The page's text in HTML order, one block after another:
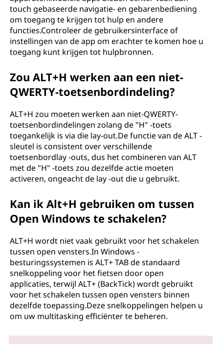
touch gebaseerde navigatie- en gebarenbediening
om toegang te krijgen tot hulp en andere
functies.Controleer de gebruikersinterface of
instellingen van de app om erachter te komen hoe u
toegang kunt krijgen tot hulpbronnen.
Zou ALT+H werken aan een niet-
QWERTY-toetsenbordindeling?
ALT+H zou moeten werken aan niet-QWERTY-
toetsenbordindelingen zolang de "H" -toets
toegankelijk is via die lay-out.De functie van de ALT -
sleutel is consistent over verschillende
toetsenbordlay -outs, dus het combineren van ALT
met de "H" -toets zou dezelfde actie moeten
activeren, ongeacht de lay -out die u gebruikt.
Kan ik Alt+H gebruiken om tussen
Open Windows te schakelen?
ALT+H wordt niet vaak gebruikt voor het schakelen
tussen open vensters.In Windows -
besturingssystemen is ALT+ TAB de standaard
snelkoppeling voor het fietsen door open
applicaties, terwijl ALT+ (BackTick) wordt gebruikt
voor het schakelen tussen open vensters binnen
dezelfde toepassing.Deze snelkoppelingen helpen u
om uw multitasking efficiënter te beheren.